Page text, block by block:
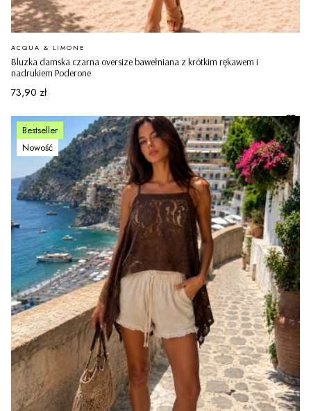
Bluzka damska czarna oversize bawełniana z krótkim rękawem i
nadrukiem Poderone
PRODUCENT
ACQUA & LIMONE
Cena
73,90 zł
Bestseller
Nowość